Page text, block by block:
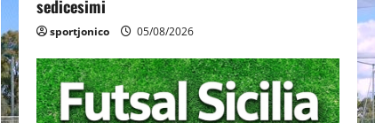
sedicesimi
sportjonico 05/08/2026